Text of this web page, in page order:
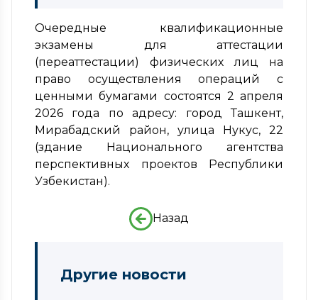
Очередные квалификационные
экзамены для аттестации
(переаттестации) физических лиц на
право осуществления операций с
ценными бумагами состоятся 2 апреля
2026 года по адресу: город Ташкент,
Мирабадский район, улица Нукус, 22
(здание Национального агентства
перспективных проектов Республики
Узбекистан).
Назад
Другие новости